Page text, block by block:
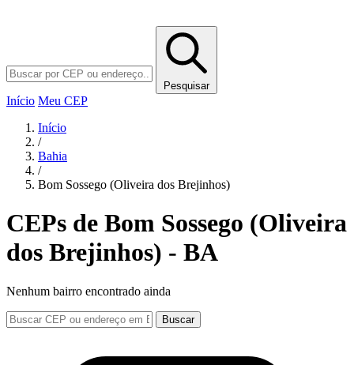
Pesquisar
Início Meu CEP
Início
/
Bahia
/
Bom Sossego (Oliveira dos Brejinhos)
CEPs de Bom Sossego (Oliveira
dos Brejinhos) - BA
Nenhum bairro encontrado ainda
Buscar